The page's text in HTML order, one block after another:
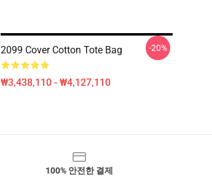
2099 Cover Cotton Tote Bag
₩3,438,110 - ₩4,127,110
-20%
100% 안전한 결제